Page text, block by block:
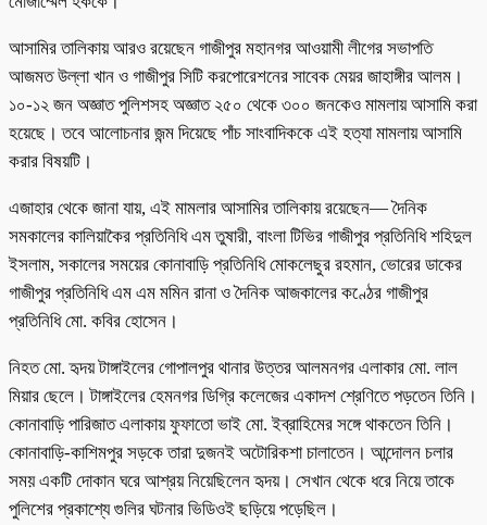
আসামির তালিকায় আরও রয়েছেন গাজীপুর মহানগর আওয়ামী লীগের সভাপতি
আজমত উল্লা খান ও গাজীপুর সিটি করপোরেশনের সাবেক মেয়র জাহাঙ্গীর আলম।
১০-১২ জন অজ্ঞাত পুলিশসহ অজ্ঞাত ২৫০ থেকে ৩০০ জনকেও মামলায় আসামি করা
হয়েছে। তবে আলোচনার জন্ম দিয়েছে পাঁচ সাংবাদিককে এই হত্যা মামলায় আসামি
করার বিষয়টি।
এজাহার থেকে জানা যায়, এই মামলার আসামির তালিকায় রয়েছেন— দৈনিক
সমকালের কালিয়াকৈর প্রতিনিধি এম তুষারী, বাংলা টিভির গাজীপুর প্রতিনিধি শহিদুল
ইসলাম, সকালের সময়ের কোনাবাড়ি প্রতিনিধি মোকলেছুর রহমান, ভোরের ডাকের
গাজীপুর প্রতিনিধি এম এম মমিন রানা ও দৈনিক আজকালের কণ্ঠের গাজীপুর
প্রতিনিধি মো. কবির হোসেন।
নিহত মো. হৃদয় টাঙ্গাইলের গোপালপুর থানার উত্তর আলমনগর এলাকার মো. লাল
মিয়ার ছেলে। টাঙ্গাইলের হেমনগর ডিগ্রি কলেজের একাদশ শ্রেণিতে পড়তেন তিনি।
কোনাবাড়ি পারিজাত এলাকায় ফুফাতো ভাই মো. ইব্রাহিমের সঙ্গে থাকতেন তিনি।
কোনাবাড়ি-কাশিমপুর সড়কে তারা দুজনই অটোরিকশা চালাতেন। আন্দোলন চলার
সময় একটি দোকান ঘরে আশ্রয় নিয়েছিলেন হৃদয়। সেখান থেকে ধরে নিয়ে তাকে
পুলিশের প্রকাশ্যে গুলির ঘটনার ভিডিওই ছড়িয়ে পড়েছিল।